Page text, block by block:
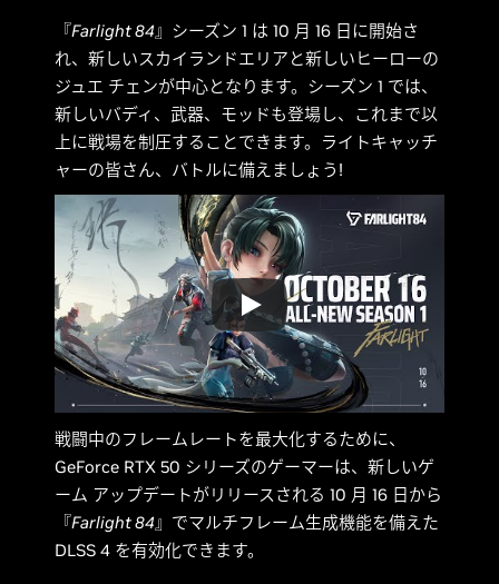
『Farlight 84 』シーズン 1 は 10 月 16 日に開始さ
れ、新しいスカイランドエリアと新しいヒーローの
ジュエ チェンが中心となります。シーズン 1 では、
新しいバディ、武器、モッドも登場し、これまで以
上に戦場を制圧することできます。ライトキャッチ
ャーの皆さん、バトルに備えましょう!
戦闘中のフレームレートを最大化するために、
GeForce RTX 50 シリーズのゲーマーは、新しいゲ
ーム アップデートがリリースされる 10 月 16 日から
『Farlight 84』でマルチフレーム生成機能を備えた
DLSS 4 を有効化できます。